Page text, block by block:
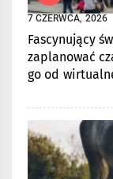
7 CZERWCA, 2026
Fascynujący
zaplanować
go od